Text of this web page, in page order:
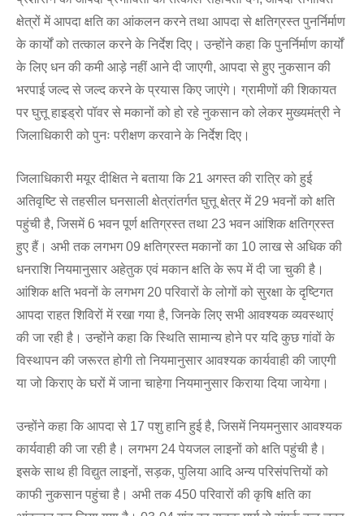
क्षेत्रों में आपदा क्षति का आंकलन करने तथा आपदा से क्षतिग्रस्त पुनर्निर्माण
के कार्यों को तत्काल करने के निर्देश दिए। उन्होंने कहा कि पुनर्निर्माण कार्यों
के लिए धन की कमी आड़े नहीं आने दी जाएगी, आपदा से हुए नुकसान की
भरपाई जल्द से जल्द करने के प्रयास किए जाएंगे। ग्रामीणों की शिकायत
पर घुत्तू हाइड्रो पॉवर से मकानों को हो रहे नुकसान को लेकर मुख्यमंत्री ने
जिलाधिकारी को पुनः परीक्षण करवाने के निर्देश दिए।
जिलाधिकारी मयूर दीक्षित ने बताया कि 21 अगस्त की रात्रि को हुई
अतिवृष्टि से तहसील घनसाली क्षेत्रांतर्गत घुत्तू क्षेत्र में 29 भवनों को क्षति
पहुंची है, जिसमें 6 भवन पूर्ण क्षतिग्रस्त तथा 23 भवन आंशिक क्षतिग्रस्त
हुए हैं। अभी तक लगभग 09 क्षतिग्रस्त मकानों का 10 लाख से अधिक की
धनराशि नियमानुसार अहेतुक एवं मकान क्षति के रूप में दी जा चुकी है।
आंशिक क्षति भवनों के लगभग 20 परिवारों के लोगों को सुरक्षा के दृष्टिगत
आपदा राहत शिविरों में रखा गया है, जिनके लिए सभी आवश्यक व्यवस्थाएं
की जा रही है। उन्होंने कहा कि स्थिति सामान्य होने पर यदि कुछ गांवों के
विस्थापन की जरूरत होगी तो नियमानुसार आवश्यक कार्यवाही की जाएगी
या जो किराए के घरों में जाना चाहेगा नियमानुसार किराया दिया जायेगा।
उन्होंने कहा कि आपदा से 17 पशु हानि हुई है, जिसमें नियमनुसार आवश्यक
कार्यवाही की जा रही है। लगभग 24 पेयजल लाइनों को क्षति पहुंची है।
इसके साथ ही विद्युत लाइनों, सड़क, पुलिया आदि अन्य परिसंपत्तियों को
काफी नुकसान पहुंचा है। अभी तक 450 परिवारों की कृषि क्षति का